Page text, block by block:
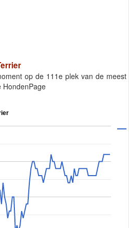
op de 111e plek van de meest
HondenPage